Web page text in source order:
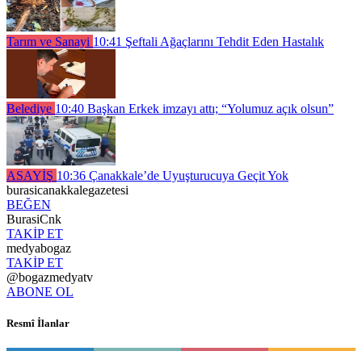
Tarım ve Sanayi 10:41 Şeftali Ağaçlarını Tehdit Eden Hastalık
Belediye 10:40 Başkan Erkek imzayı attı; “Yolumuz açık olsun”
ASAYİŞ 10:36 Çanakkale’de Uyuşturucuya Geçit Yok
burasicanakkalegazetesi
BEĞEN
BurasiCnk
TAKİP ET
medyabogaz
TAKİP ET
@bogazmedyatv
ABONE OL
Resmî İlanlar